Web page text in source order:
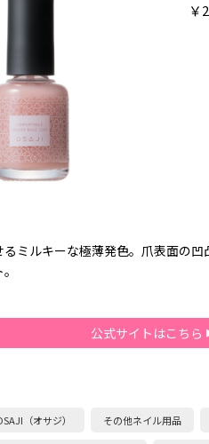
￥
ミルキーな極薄発色。爪表面の
公式サイトはこちら
（オサジ） その他ネイル用品